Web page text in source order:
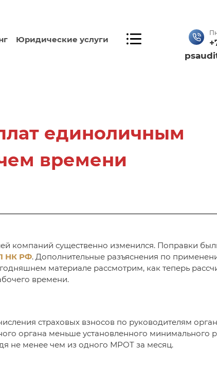
Юридические услуги ...
единоличным
времени
компаний существенно изменился. Поправки
НК РФ. Дополнительные разъяснения по
материале рассмотрим, как теперь
времени.
страховых взносов по руководителям
органа меньше установленного минимального
не менее чем из одного МРОТ за месяц.